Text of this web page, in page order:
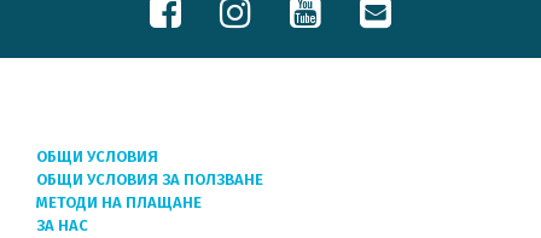
ОБЩИ УСЛОВИЯ
ОБЩИ УСЛОВИЯ ЗА ПОЛЗВАНЕ
МЕТОДИ НА ПЛАЩАНЕ
ЗА НАС